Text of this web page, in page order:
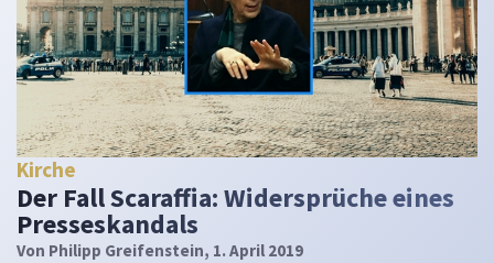
Kirche
Der Fall Scaraffia: Widersprüche eines
Presseskandals
Von Philipp Greifenstein, 1. April 2019